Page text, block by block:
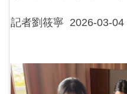
記者劉筱寧 2026-03-04